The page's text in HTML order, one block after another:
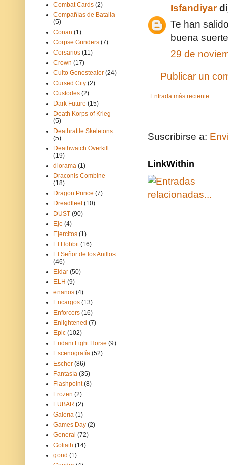
Isfandiyar
Te han
buena
29 de
Publicar un
Entrada más reciente
Suscribirse a:
LinkWithin
Combat Cards (2)
Compañías de Batalla
(5)
Conan (1)
Corpse Grinders (7)
Corsarios (11)
Crown (17)
Culto Genestealer (24)
Cursed City (2)
Custodes (2)
Dark Future (15)
Death Korps of Krieg
(5)
Deathrattle Skeletons
(5)
Deathwatch Overkill
(19)
diorama (1)
Draconis Combine
(18)
Dragon Prince (7)
Dreadfleet (10)
DUST (90)
Eje (4)
Ejercitos (1)
El Hobbit (16)
El Señor de los Anillos
(46)
Eldar (50)
ELH (9)
enanos (4)
Encargos (13)
Enforcers (16)
Enlightened (7)
Epic (102)
Eridani Light Horse (9)
Escenografía (52)
Escher (86)
Fantasía (35)
Flashpoint (8)
Frozen (2)
FUBAR (2)
Galeria (1)
Games Day (2)
General (72)
Goliath (14)
gond (1)